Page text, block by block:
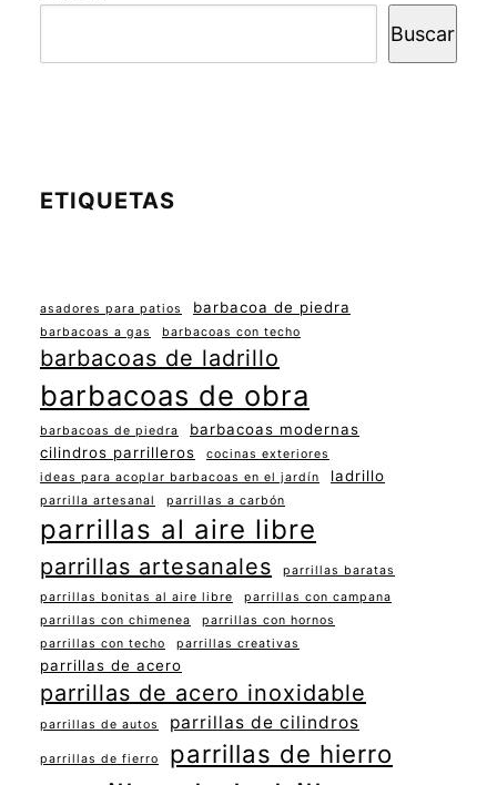
Buscar
ETIQUETAS
asadores para patios barbacoa de piedra
barbacoas a gas barbacoas con techo
barbacoas de ladrillo
barbacoas de obra
barbacoas de piedra
barbacoas modernas
cilindros parrilleros
cocinas exteriores
ideas para acoplar barbacoas en el jardín
ladrillo
parrilla artesanal parrillas a carbón
parrillas al aire libre
parrillas artesanales
parrillas baratas
parrillas bonitas al aire libre
parrillas con campana
parrillas con chimenea
parrillas con hornos
parrillas con techo
parrillas creativas
parrillas de acero
parrillas de acero inoxidable
parrillas de autos parrillas de cilindros
parrillas de fierro parrillas de hierro